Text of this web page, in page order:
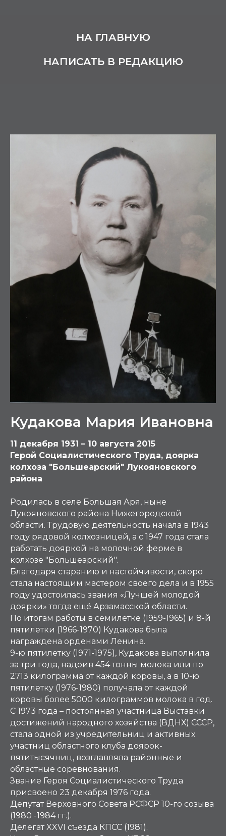
НА ГЛАВНУЮ
НАПИСАТЬ В РЕДАКЦИЮ
Кудакова Мария Ивановна
11 декабря 1931 – 10 августа 2015
Герой Социалистического Труда, доярка
колхоза "Большеарский" Лукояновского
района
Родилась в селе Большая Аря, ныне
Лукояновского района Нижегородской
области. Трудовую деятельность начала в 1943
году рядовой колхозницей, а с 1947 года стала
работать дояркой на молочной ферме в
колхозе "Большеарский".
Благодаря старанию и настойчивости, скоро
стала настоящим мастером своего дела и в 1955
году удостоилась звания «Лучшей молодой
доярки» тогда ещё Арзамасской области.
По итогам работы в семилетке (1959-1965) и 8-й
пятилетки (1966-1970) Кудакова была
награждена орденами Ленина.
9-ю пятилетку (1971-1975), Кудакова выполнила
за три года, надоив 454 тонны молока или по
2713 килограмма от каждой коровы, а в 10-ю
пятилетку (1976-1980) получала от каждой
коровы более 5000 килограммов молока в год.
С 1973 года – постоянная участница Выставки
достижений народного хозяйства (ВДНХ) СССР,
стала одной из учредительниц и активных
участниц областного клуба доярок-
пятитысячниц, возглавляла районные и
областные соревнования.
Звание Героя Социалистического Труда
присвоено 23 декабря 1976 года.
Депутат Верховного Совета РСФСР 10-го созыва
(1980 -1984 гг.).
Делегат XXVI съезда КПСС (1981).